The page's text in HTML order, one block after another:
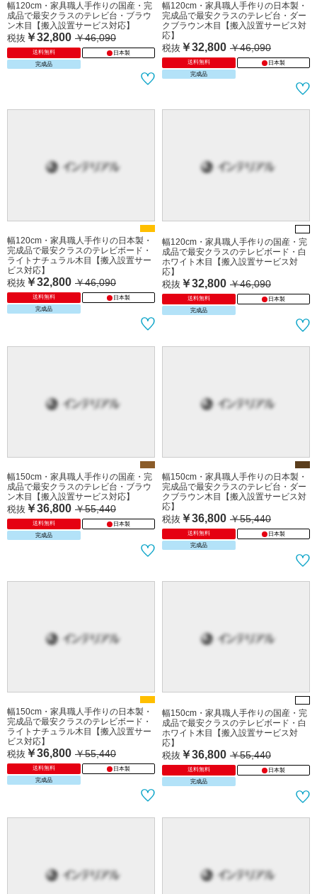
幅120cm・家具職人手作りの国産・完
成品で最安クラスのテレビ台・ブラウ
ン木目【搬入設置サービス対応】
税抜 ￥32,800 ￥46,090
送料無料
日本製
完成品
幅120cm・家具職人手作りの日本製・
完成品で最安クラスのテレビ台・ダー
クブラウン木目【搬入設置サービス対
応】
税抜 ￥32,800 ￥46,090
送料無料
日本製
完成品
幅120cm・家具職人手作りの日本製・
完成品で最安クラスのテレビボード・
ライトナチュラル木目【搬入設置サー
ビス対応】
税抜 ￥32,800 ￥46,090
送料無料
日本製
完成品
幅120cm・家具職人手作りの国産・完
成品で最安クラスのテレビボード・白
ホワイト木目【搬入設置サービス対
応】
税抜 ￥32,800 ￥46,090
送料無料
日本製
完成品
幅150cm・家具職人手作りの国産・完
成品で最安クラスのテレビ台・ブラウ
ン木目【搬入設置サービス対応】
税抜 ￥36,800 ￥55,440
送料無料
日本製
完成品
幅150cm・家具職人手作りの日本製・
完成品で最安クラスのテレビ台・ダー
クブラウン木目【搬入設置サービス対
応】
税抜 ￥36,800 ￥55,440
送料無料
日本製
完成品
幅150cm・家具職人手作りの日本製・
完成品で最安クラスのテレビボード・
ライトナチュラル木目【搬入設置サー
ビス対応】
税抜 ￥36,800 ￥55,440
送料無料
日本製
完成品
幅150cm・家具職人手作りの国産・完
成品で最安クラスのテレビボード・白
ホワイト木目【搬入設置サービス対
応】
税抜 ￥36,800 ￥55,440
送料無料
日本製
完成品